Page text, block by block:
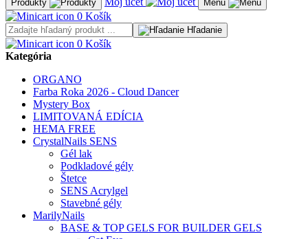
Produkty Menu
0 Košík
Hľadanie
0 Košík
Kategória
ORGANO
Farba Roka 2026 - Cloud Dancer
Mystery Box
LIMITOVANÁ EDÍCIA
HEMA FREE
CrystalNails SENS
Gél lak
Podkladové gély
Štetce
SENS Acrylgel
Stavebné gély
MarilyNails
BASE & TOP GELS FOR BUILDER GELS